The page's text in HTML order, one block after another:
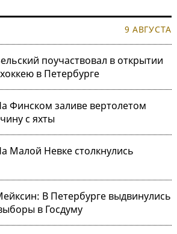
9 АВГУСТА
поучаствовал в открытии
в Петербурге
Финском заливе вертолетом
с яхты
Малой Невке столкнулись
В Петербурге выдвинулись
в Госдуму